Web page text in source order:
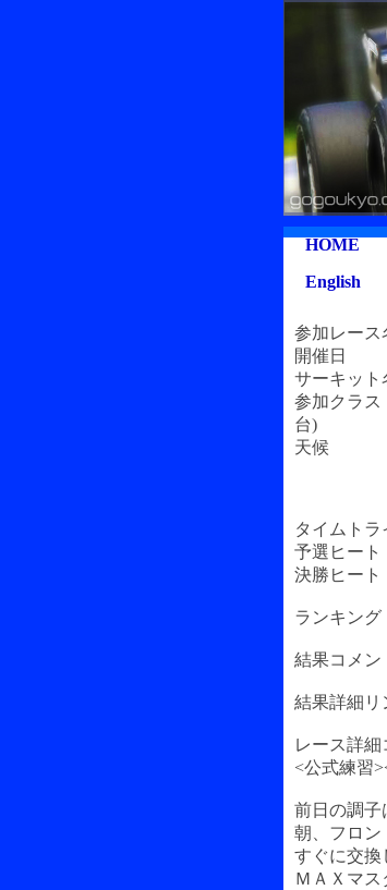
HOME
English
参加レー
開催日
サーキッ
参加クラ
台)
天候
タイムト
予選ヒート
決勝ヒート
ランキング
結果コメ
結果詳細リ
レース詳細
<公式練習
前日の調子
朝、フロン
すぐに交換
ＭＡＸマス